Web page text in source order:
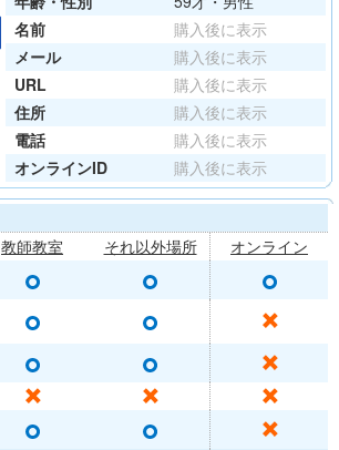
名前
購入後に表示
メール
購入後に表示
URL
購入後に表示
住所
購入後に表示
電話
購入後に表示
オンラインID
購入後に表示
教師教室 それ以外場所
オンライン
○ ○ ○
○ ○ ✕
○ ○ ✕
✕ ✕ ✕
○ ○ ✕